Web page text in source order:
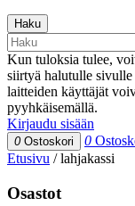
Haku
Kun tuloksia tulee,
siirtyä halutulle
laitteiden käyttäjät
pyyhkäisemällä.
Kirjaudu sisään
0 Ostoskori 0
Etusivu /lahjakassi
Osastot